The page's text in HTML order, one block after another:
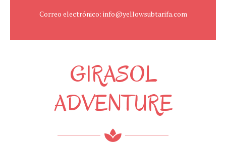
Correo electrónico: info@yellowsubtarifa.com
GIRASOL
ADVENTURE